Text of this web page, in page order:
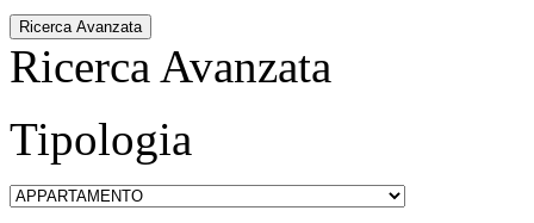
Ricerca Avanzata
Ricerca Avanzata
Tipologia